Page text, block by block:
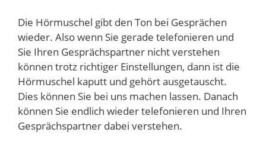
Die Hörmuschel gibt den Ton bei Gesprächen
wieder. Also wenn Sie gerade telefonieren und
Sie Ihren Gesprächspartner nicht verstehen
können trotz richtiger Einstellungen, dann ist die
Hörmuschel kaputt und gehört ausgetauscht.
Dies können Sie bei uns machen lassen. Danach
können Sie endlich wieder telefonieren und Ihren
Gesprächspartner dabei verstehen.